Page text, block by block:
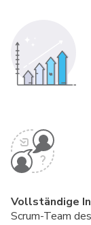
Vollständige
Scrum-Team